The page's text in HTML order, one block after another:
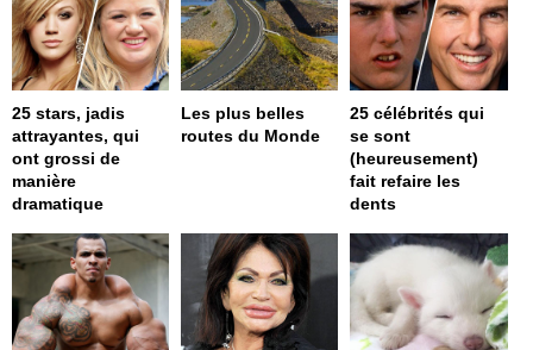
25 stars, jadis
attrayantes, qui
ont grossi de
manière
dramatique
Les plus belles
routes du Monde
25 célébrités qui
se sont
(heureusement)
fait refaire les
dents